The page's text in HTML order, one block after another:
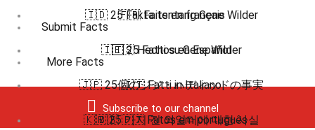
Submit Facts
More Facts
Subscribe to our channel
🇮🇩 25 Fakta tentang Gene Wilder
🇮🇹 25 Fatti su Gene Wilder
🇯🇵 25個のジジ・ハディッドの事実
🇰🇷 25 가지 진 와일더에 대한 사실
🇫🇷 Faits en français
🇪🇸 Hechos en Español
🇮🇹 Fatti in Italiano
🇧🇷 🇵🇹 Fatos em português